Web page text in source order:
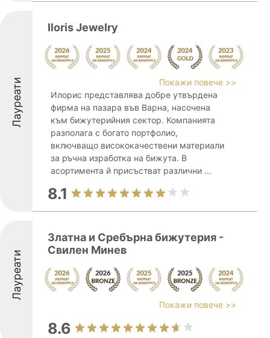
Лауреати
Iloris Jewelry
Покажи повече >>
Илорис представлява добре утвърдена
фирма на пазара във Варна, насочена
към бижутерийния сектор. Компанията
разполага с богато портфолио,
включващо висококачествени материали
за ръчна изработка на бижута. В
асортимента й присъстват различни ...
8.1
Лауреати
Златна и Сребърна бижутерия -
Свилен Минев
Покажи повече >>
8.6